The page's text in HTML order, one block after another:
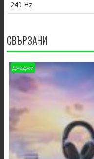
240 Hz
СВЪРЗАНИ
Джаджи